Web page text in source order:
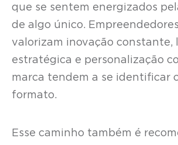
que se sentem energizados
de algo único.
valorizam inovação constante,
estratégica e personalização
marca tendem a se identificar
formato.
Esse caminho também é